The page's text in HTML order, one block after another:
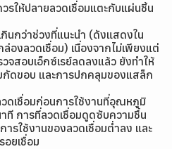
รให้ปลายลวดเชื่อมแตะกับแผ่นชิ้น
นกว่าช่วงที่แนะนำ (ดังแสดงใน
องลวดเชื่อม) เนื่องจากไม่เพียงแต่
จสอบเอ็กซ์เรย์ลดลงแล้ว ยังทำให้
กัดขอบ และการปกคลุมของแสล็ก
ดเชื่อมก่อนการใช้งานที่อุณหภูมิ
ที การที่ลวดเชื่อมดูดซับความชื้น
รใช้งานของลวดเชื่อมต่ำลง และ
อยเชื่อม